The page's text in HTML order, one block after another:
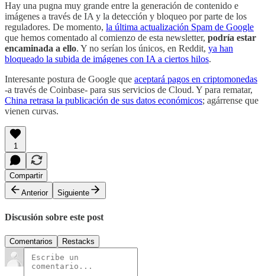
Hay una pugna muy grande entre la generación de contenido e
imágenes a través de IA y la detección y bloqueo por parte de los
reguladores. De momento, la última actualización Spam de Google
que hemos comentado al comienzo de esta newsletter, podría estar
encaminada a ello. Y no serían los únicos, en Reddit, ya han
bloqueado la subida de imágenes con IA a ciertos hilos.
Interesante postura de Google que aceptará pagos en criptomonedas
-a través de Coinbase- para sus servicios de Cloud. Y para rematar,
China retrasa la publicación de sus datos económicos; agárrense que
vienen curvas.
1
Compartir
Anterior
Siguiente
Discusión sobre este post
Comentarios Restacks